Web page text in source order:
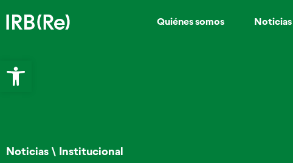
Abrir barra de herramientas
Quiénes somos Noticias
Noticias \ Institucional